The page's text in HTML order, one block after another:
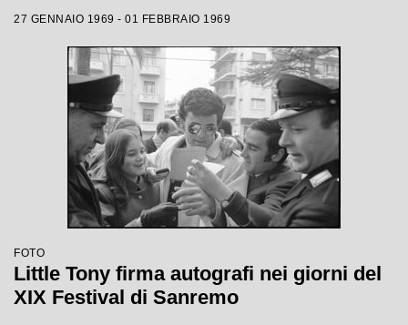
27 GENNAIO 1969 - 01 FEBBRAIO 1969
FOTO
Little Tony firma autografi nei giorni del
XIX Festival di Sanremo